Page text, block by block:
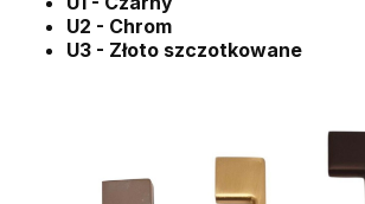
U2 - Chrom
U3 - Złoto szczotkowane